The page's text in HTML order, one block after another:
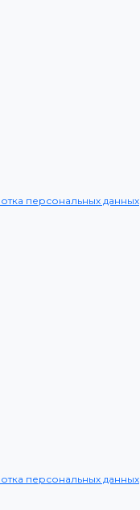
персональных данных
персональных данных